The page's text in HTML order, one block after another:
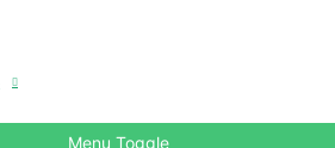
Menu Toggle